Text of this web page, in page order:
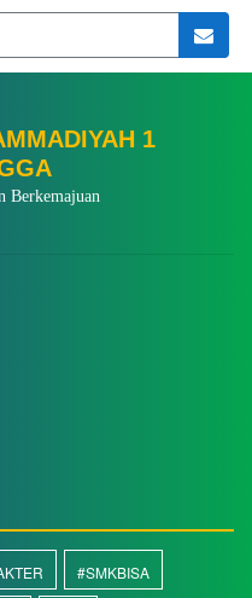
1
Berkemajuan
#SMKBISA